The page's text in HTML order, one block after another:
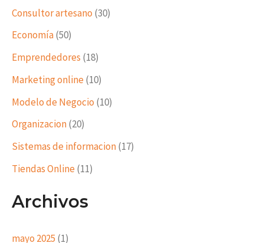
Consultor artesano (30)
Economía(50)
Emprendedores (18)
Marketing online(10)
Modelo de Negocio (10)
Organizacion(20)
Sistemas de informacion(17)
Tiendas Online(11)
Archivos
mayo 2025 (1)